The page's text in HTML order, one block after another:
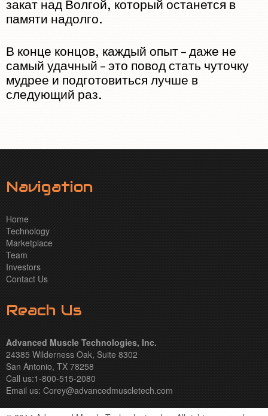
закат над Волгой, который останется в
памяти надолго.
В конце концов, каждый опыт – даже не
самый удачный – это повод стать чуточку
мудрее и подготовиться лучше в
следующий раз.
Navigation
Home
Technology
Marketplace
Team
Investors
Contact Us
Reach Us
Advanced Muscle Technologies, Inc.
24385 Wilderness Oak, Suite 8302
San Antonio, TX 78258
Call us:1-800-515-2080
Email us: Corey@advancedmuscletech.com